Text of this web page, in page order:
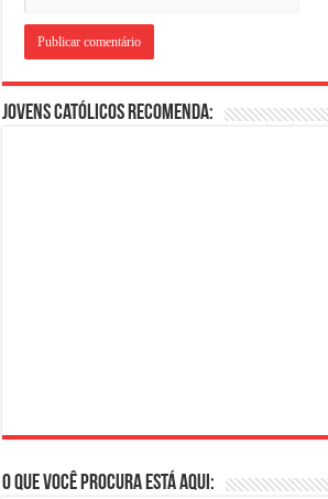
Jovens Católicos Recomenda:
O que você procura está aqui: